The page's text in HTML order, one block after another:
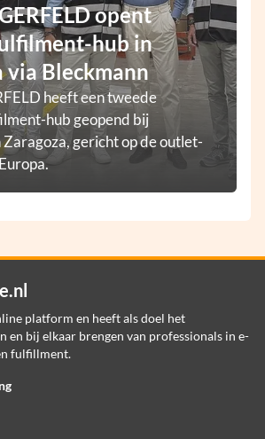
opent
hub in
via Bleckmann
heeft een tweede
hub geopend bij
Zaragoza, gericht op de outlet-
platform en heeft als doel het
en bij elkaar brengen van professionals in e-
fulfillment.